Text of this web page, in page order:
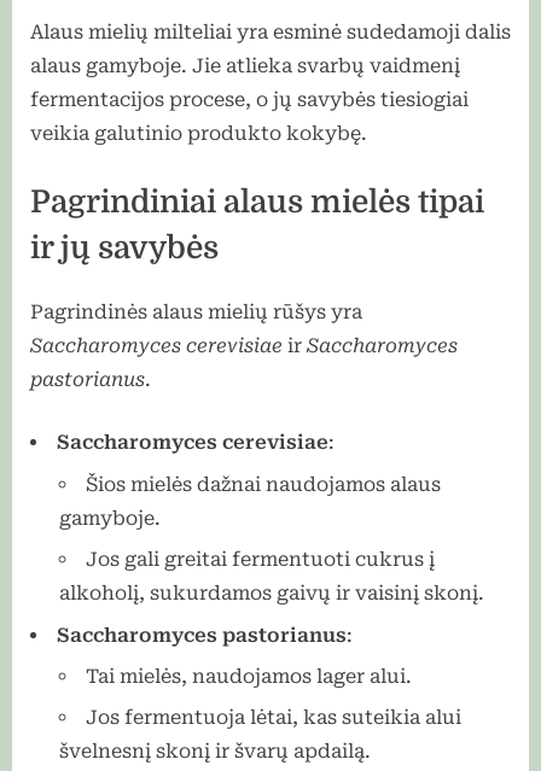
Alaus mielių milteliai yra esminė sudedamoji dalis
alaus gamyboje. Jie atlieka svarbų vaidmenį
fermentacijos procese, o jų savybės tiesiogiai
veikia galutinio produkto kokybę.
Pagrindiniai alaus mielės tipai
ir jų savybės
Pagrindinės alaus mielių rūšys yra
Saccharomyces cerevisiae ir Saccharomyces
pastorianus.
Saccharomyces cerevisiae:
Šios mielės dažnai naudojamos alaus
gamyboje.
Jos gali greitai fermentuoti cukrus į
alkoholį, sukurdamos gaivų ir vaisinį skonį.
Saccharomyces pastorianus:
Tai mielės, naudojamos lager alui.
Jos fermentuoja lėtai, kas suteikia alui
švelnesnį skonį ir švarų apdailą.